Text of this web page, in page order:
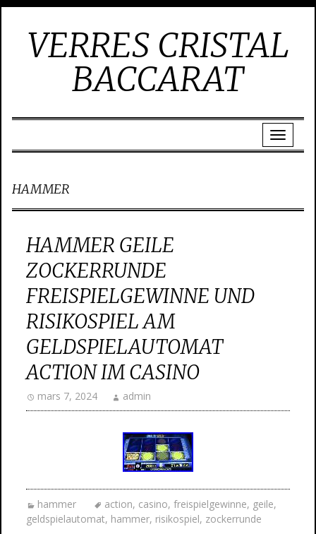
VERRES CRISTAL
BACCARAT
HAMMER
HAMMER GEILE
ZOCKERRUNDE
FREISPIELGEWINNE UND
RISIKOSPIEL AM
GELDSPIELAUTOMAT
ACTION IM CASINO
mars 7, 2024 admin
hammer action, casino, freispielgewinne, geile,
geldspielautomat, hammer, risikospiel, zockerrunde